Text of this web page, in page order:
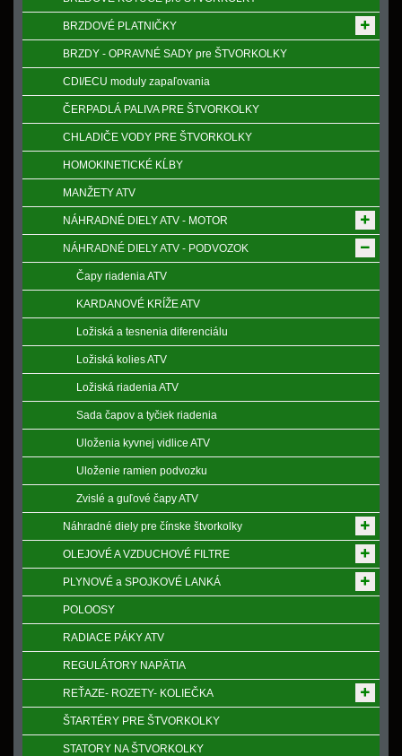
BRZDOVÉ PLATNIČKY
BRZDY - OPRAVNÉ SADY pre ŠTVORKOLKY
CDI/ECU moduly zapaľovania
ČERPADLÁ PALIVA PRE ŠTVORKOLKY
CHLADIČE VODY PRE ŠTVORKOLKY
HOMOKINETICKÉ KĹBY
MANŽETY ATV
NÁHRADNÉ DIELY ATV - MOTOR
NÁHRADNÉ DIELY ATV - PODVOZOK
Čapy riadenia ATV
KARDANOVÉ KRÍŽE ATV
Ložiská a tesnenia diferenciálu
Ložiská kolies ATV
Ložiská riadenia ATV
Sada čapov a tyčiek riadenia
Uloženia kyvnej vidlice ATV
Uloženie ramien podvozku
Zvislé a guľové čapy ATV
Náhradné diely pre čínske štvorkolky
OLEJOVÉ A VZDUCHOVÉ FILTRE
PLYNOVÉ a SPOJKOVÉ LANKÁ
POLOOSY
RADIACE PÁKY ATV
REGULÁTORY NAPӒTIA
REŤAZE- ROZETY- KOLIEČKA
ŠTARTÉRY PRE ŠTVORKOLKY
STATORY NA ŠTVORKOLKY